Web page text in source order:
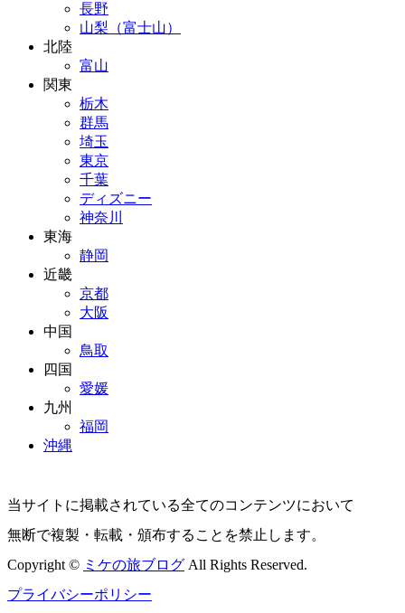
長野
山梨（富士山）
北陸
富山
関東
栃木
群馬
埼玉
東京
千葉
ディズニー
神奈川
東海
静岡
近畿
京都
大阪
中国
鳥取
四国
愛媛
九州
福岡
沖縄
当サイトに掲載されている全てのコンテンツにおいて
無断で複製・転載・頒布することを禁止します。
Copyright © ミケの旅ブログ All Rights Reserved.
プライバシーポリシー